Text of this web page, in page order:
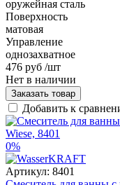
оружейная сталь
Поверхность
матовая
Управление
однозахватное
476 руб /шт
Нет в наличии
Заказать товар
Добавить к
0%
Артикул: 8401